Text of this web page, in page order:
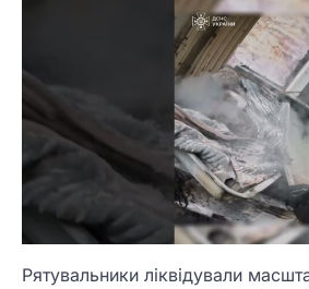
Рятувальники ліквідували